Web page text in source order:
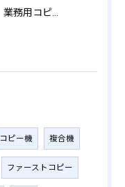
コピー機 複合機
ファーストコピー